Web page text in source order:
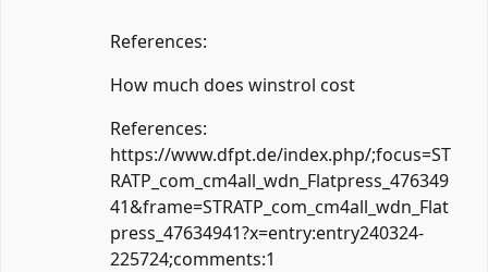
References:
How much does winstrol cost
References:
https://www.dfpt.de/index.php/;focus=ST
RATP_com_cm4all_wdn_Flatpress_476349
41&frame=STRATP_com_cm4all_wdn_Flat
press_47634941?x=entry:entry240324-
225724;comments:1